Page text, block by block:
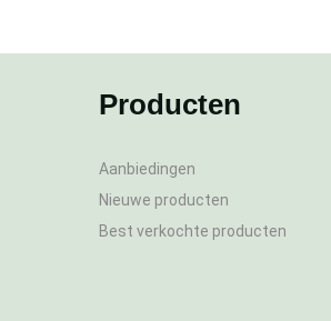
Producten
Aanbiedingen
Nieuwe producten
Best verkochte producten